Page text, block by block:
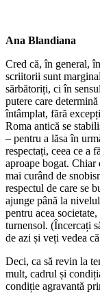
Ana Blandiana
Cred că, în general,
scriitorii sunt
sărbătoriți, ci în
putere care
întâmplat, fără
Roma antică se
– pentru a lăsa în
respectați, ceea ce a
aproape bogat. Chiar
mai curând de
respectul de care se
ajunge până la
pentru acea
turnensol. (Încercați
de azi și veți vedea
Deci, ca să revin la
mult, cadrul și
condiție agravantă